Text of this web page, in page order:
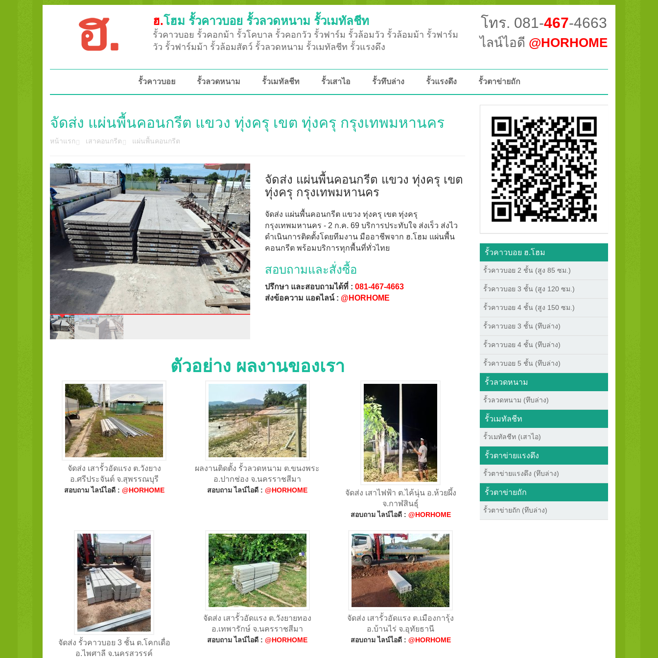
ฮ.โฮม รั้วคาวบอย รั้วลวดหนาม รั้วเมทัลชีท
รั้วคาวบอย รั้วคอกม้า รั้วโคบาล รั้วคอกวัว รั้วฟาร์ม รั้วล้อมวัว รั้วล้อมม้า รั้วฟาร์ม
วัว รั้วฟาร์มม้า รั้วล้อมสัตว์ รั้วลวดหนาม รั้วเมทัลชีท รั้วแรงดึง
โทร. 081-467-4663
ไลน์ไอดี @HORHOME
รั้วคาวบอย รั้วลวดหนาม รั้วเมทัลชีท รั้วเสาไอ รั้วทึบล่าง รั้วแรงดึง รั้วตาข่ายถัก
จัดส่ง แผ่นพื้นคอนกรีต แขวง ทุ่งครุ เขต ทุ่งครุ กรุงเทพมหานคร
หน้าแรก เสาคอนกรีต แผ่นพื้นคอนกรีต
จัดส่ง แผ่นพื้นคอนกรีต แขวง ทุ่งครุ เขต
ทุ่งครุ กรุงเทพมหานคร
จัดส่ง แผ่นพื้นคอนกรีต แขวง ทุ่งครุ เขต ทุ่งครุ
กรุงเทพมหานคร - 2 ก.ค. 69 บริการประทับใจ ส่งเร็ว ส่งไว
ดำเนินการติดตั้งโดยทีมงาน มืออาชีพจาก ฮ.โฮม แผ่นพื้น
คอนกรีต พร้อมบริการทุกพื้นที่ทั่วไทย
สอบถามและสั่งซื้อ
ปรึกษา และสอบถามได้ที่ : 081-467-4663
ส่งข้อความ แอดไลน์ : @HORHOME
ตัวอย่าง ผลงานของเรา
จัดส่ง เสารั้วอัดแรง ต.วังยาง
อ.ศรีประจันต์ จ.สุพรรณบุรี
สอบถาม ไลน์ไอดี : @HORHOME
ผลงานติดตั้ง รั้วลวดหนาม ต.ขนงพระ
อ.ปากช่อง จ.นครราชสีมา
สอบถาม ไลน์ไอดี :@HORHOME
จัดส่ง เสาไฟฟ้า ต.ไค้นุ่น อ.ห้วยผึ้ง
จ.กาฬสินธุ์
สอบถาม ไลน์ไอดี : @HORHOME
จัดส่ง รั้วคาวบอย 3 ชั้น ต.โคกเดื่อ
อ.ไพศาลี จ.นครสวรรค์
จัดส่ง เสารั้วอัดแรง ต.วังยายทอง
อ.เทพารักษ์ จ.นครราชสีมา
สอบถาม ไลน์ไอดี :@HORHOME
จัดส่ง เสารั้วอัดแรง ต.เมืองการุ้ง
อ.บ้านไร่ จ.อุทัยธานี
สอบถาม ไลน์ไอดี : @HORHOME
รั้วคาวบอย ฮ.โฮม
รั้วคาวบอย 2 ชั้น (สูง 85 ซม.)
รั้วคาวบอย 3 ชั้น (สูง 120 ซม.)
รั้วคาวบอย 4 ชั้น (สูง 150 ซม.)
รั้วคาวบอย 3 ชั้น (ทึบล่าง)
รั้วคาวบอย 4 ชั้น (ทึบล่าง)
รั้วคาวบอย 5 ชั้น (ทึบล่าง)
รั้วลวดหนาม
รั้วลวดหนาม (ทึบล่าง)
รั้วเมทัลชีท
รั้วเมทัลชีท (เสาไอ)
รั้วตาข่ายแรงดึง
รั้วตาข่ายแรงดึง (ทึบล่าง)
รั้วตาข่ายถัก
รั้วตาข่ายถัก (ทึบล่าง)